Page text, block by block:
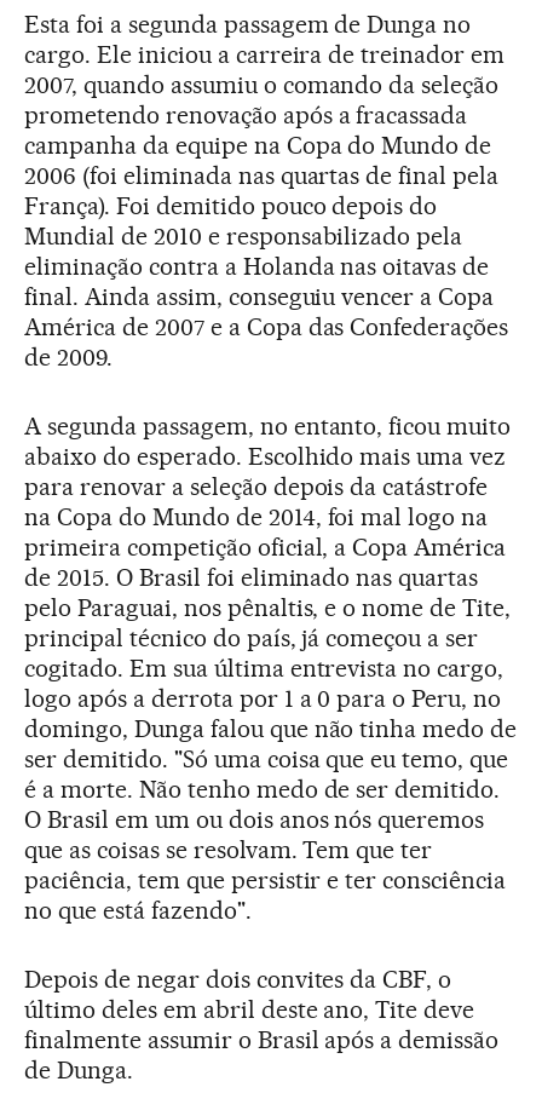
Esta foi a segunda passagem de Dunga no
cargo. Ele iniciou a carreira de treinador em
2007, quando assumiu o comando da seleção
prometendo renovação após a fracassada
campanha da equipe na Copa do Mundo de
2006 (foi eliminada nas quartas de final pela
França). Foi demitido pouco depois do
Mundial de 2010 e responsabilizado pela
eliminação contra a Holanda nas oitavas de
final. Ainda assim, conseguiu vencer a Copa
América de 2007 e a Copa das Confederações
de 2009.
A segunda passagem, no entanto, ficou muito
abaixo do esperado. Escolhido mais uma vez
para renovar a seleção depois da catástrofe
na Copa do Mundo de 2014, foi mal logo na
primeira competição oficial, a Copa América
de 2015. O Brasil foi eliminado nas quartas
pelo Paraguai, nos pênaltis, e o nome de Tite,
principal técnico do país, já começou a ser
cogitado. Em sua última entrevista no cargo,
logo após a derrota por 1 a 0 para o Peru, no
domingo, Dunga falou que não tinha medo de
ser demitido. "Só uma coisa que eu temo, que
é a morte. Não tenho medo de ser demitido.
O Brasil em um ou dois anos nós queremos
que as coisas se resolvam. Tem que ter
paciência, tem que persistir e ter consciência
no que está fazendo".
Depois de negar dois convites da CBF, o
último deles em abril deste ano, Tite deve
finalmente assumir o Brasil após a demissão
de Dunga.